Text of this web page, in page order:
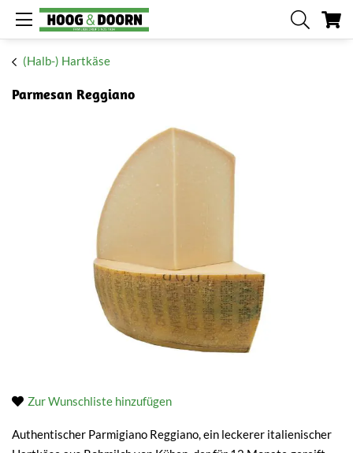
(Halb-) Hartkäse
Parmesan Reggiano
Zur Wunschliste hinzufügen
Authentischer Parmigiano Reggiano, ein leckerer italienischer